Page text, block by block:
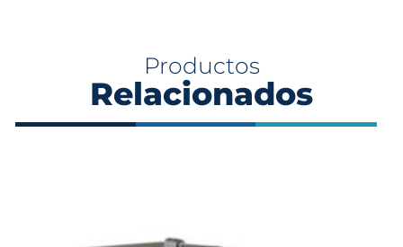
Productos
Relacionados